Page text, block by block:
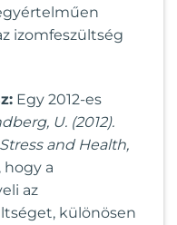
izomfeszültség
Egy 2012-es
U. (2012).
and Health,
a
az
különösen